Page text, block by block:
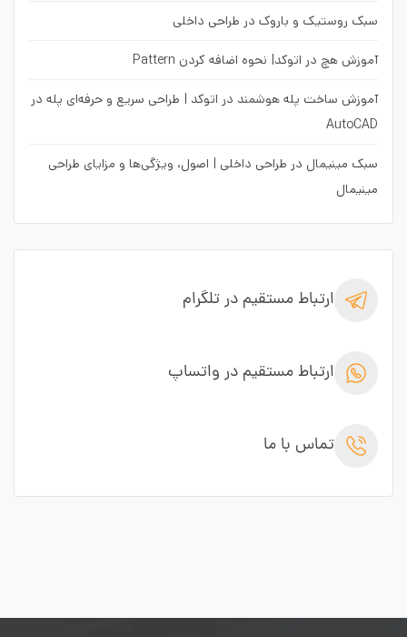
سبک روستیک و باروک در طراحی داخلی
آموزش هچ در اتوکد| نحوه اضافه کردن Pattern
آموزش ساخت پله هوشمند در اتوکد | طراحی سریع و حرفه‌ای پله در
AutoCAD
سبک مینیمال در طراحی داخلی | اصول، ویژگی‌ها و مزایای طراحی
مینیمال
ارتباط مستقیم در تلگرام
ارتباط مستقیم در واتساپ
تماس با ما